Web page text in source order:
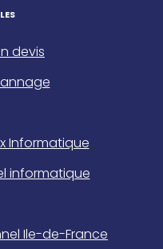
devis
Informatique
informatique
Ile-de-France